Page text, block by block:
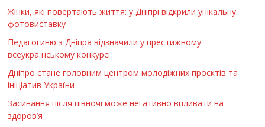
Жінки, які повертають життя: у Дніпрі відкрили унікальну
фотовиставку
Педагогиню з Дніпра відзначили у престижному
всеукраїнському конкурсі
Дніпро стане головним центром молодіжних проєктів та
ініціатив України
Засинання після півночі може негативно впливати на
здоров’я